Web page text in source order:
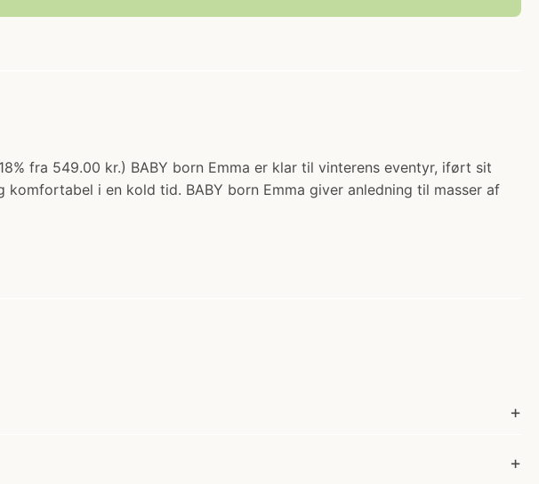
fra 549.00 kr.) BABY born Emma er klar til vinterens eventyr, iført sit
i en kold tid. BABY born Emma giver anledning til masser af